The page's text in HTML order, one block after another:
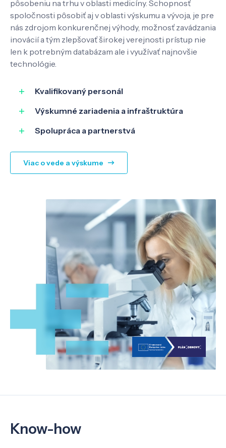
Pôsobenie
Know-how
Kontakt
pôsobeniu na trhu v oblasti medicíny. Schopnosť
spoločnosti pôsobiť aj v oblasti výskumu a vývoja, je pre
nás zdrojom konkurenčnej výhody, možnosť zavádzania
inovácií a tým zlepšovať širokej verejnosti prístup nie
len k potrebným databázam ale i využívať najnovšie
technológie.
Kvalifikovaný personál
Výskumné zariadenia a infraštruktúra
Spolupráca a partnerstvá
Viac o vede a výskume
Know-how